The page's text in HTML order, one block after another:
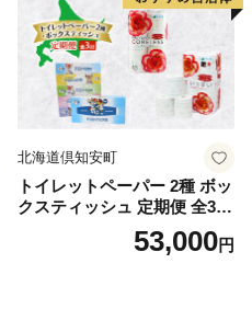
道 倶知安町 日用品
北海道倶知安町
トイレットペーパー 2種 ボッ
クスティッシュ 定期便 全3
回 日本製 まとめ買い 防災
常備品 日用雑貨 消耗品 生活
53,000円